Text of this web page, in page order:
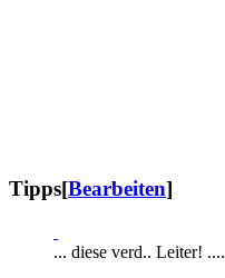
Tipps[Bearbeiten]
... diese verd.. Leiter! ....